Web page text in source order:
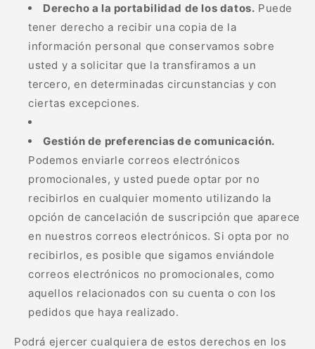
Derecho a la portabilidad de los datos. Puede
tener derecho a recibir una copia de la
información personal que conservamos sobre
usted y a solicitar que la transfiramos a un
tercero, en determinadas circunstancias y con
ciertas excepciones.
Gestión de preferencias de comunicación.
Podemos enviarle correos electrónicos
promocionales, y usted puede optar por no
recibirlos en cualquier momento utilizando la
opción de cancelación de suscripción que aparece
en nuestros correos electrónicos. Si opta por no
recibirlos, es posible que sigamos enviándole
correos electrónicos no promocionales, como
aquellos relacionados con su cuenta o con los
pedidos que haya realizado.
Podrá ejercer cualquiera de estos derechos en los